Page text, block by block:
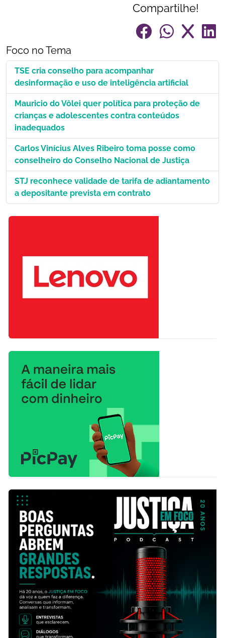
Compartilhe!
Foco no Tema
TSE cria conselho para acompanhar
desinformação e uso de inteligência artificial
Mauricio do Vôlei quer política para proteção de
crianças e adolescentes contra conteúdos
inadequados
Carlos Vinícius Alves Ribeiro toma posse como
conselheiro do Conselho Nacional de Justiça
STJ reconhece validade de tarifa de adiantamento
a depositante prevista em contrato